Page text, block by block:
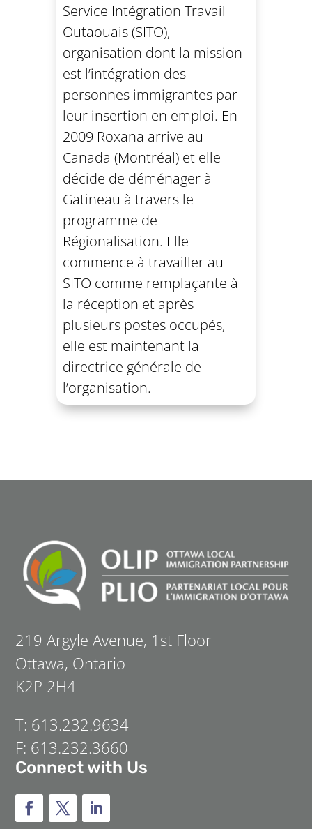
Service Intégration Travail
Outaouais (SITO),
organisation dont la mission
est l’intégration des
personnes immigrantes par
leur insertion en emploi. En
2009 Roxana arrive au
Canada (Montréal) et elle
décide de déménager à
Gatineau à travers le
programme de
Régionalisation. Elle
commence à travailler au
SITO comme remplaçante à
la réception et après
plusieurs postes occupés,
elle est maintenant la
directrice générale de
l’organisation.
219 Argyle Avenue, 1st Floor
Ottawa, Ontario
K2P 2H4
T: 613.232.9634
F: 613.232.3660
Connect with Us